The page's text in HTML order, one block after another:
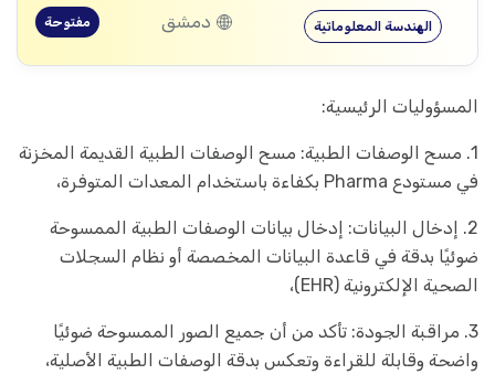
الهندسة المعلوماتية دمشق مفتوحة
المسؤوليات الرئيسية:
1. مسح الوصفات الطبية: مسح الوصفات الطبية القديمة المخزنة
في مستودع Pharma بكفاءة باستخدام المعدات المتوفرة،
2. إدخال البيانات: إدخال بيانات الوصفات الطبية الممسوحة
ضوئيًا بدقة في قاعدة البيانات المخصصة أو نظام السجلات
الصحية الإلكترونية (EHR)،
3. مراقبة الجودة: تأكد من أن جميع الصور الممسوحة ضوئيًا
واضحة وقابلة للقراءة وتعكس بدقة الوصفات الطبية الأصلية،